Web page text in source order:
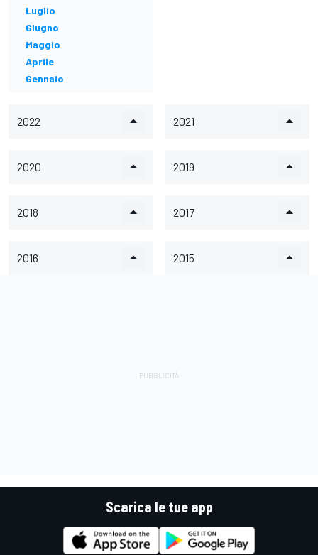
Luglio
Giugno
Maggio
Aprile
Gennaio
2022 2021
2020 2019
2018 2017
2016 2015
Scarica le tue app